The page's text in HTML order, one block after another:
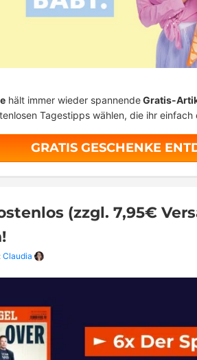
hält immer wieder spannendeGratis-
Tagestipps wählen, die ihr einfach
GRATIS GESCHENKE
(zzgl. 7,95€
Claudia